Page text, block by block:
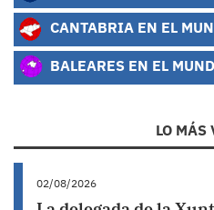
CANTABRIA EN EL
BALEARES EN EL
LO MÁS
02/08/2026